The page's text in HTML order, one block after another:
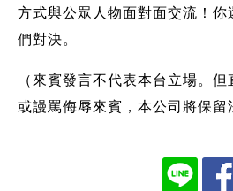
方式與公眾人物面對面交流！
們對決。
（來賓發言不代表本台立場。
或謾罵侮辱來賓，本公司將保留